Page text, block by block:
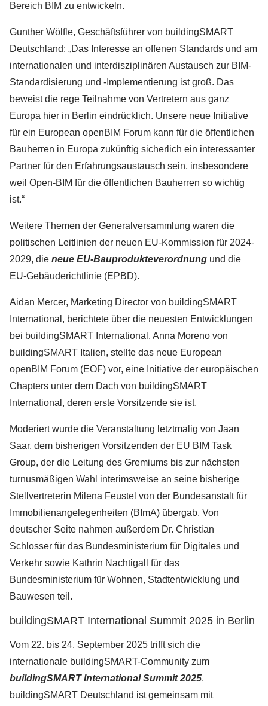
Bereich BIM zu entwickeln.
Gunther Wölfle, Geschäftsführer von buildingSMART
Deutschland: „Das Interesse an offenen Standards und am
internationalen und interdisziplinären Austausch zur BIM-
Standardisierung und -Implementierung ist groß. Das
beweist die rege Teilnahme von Vertretern aus ganz
Europa hier in Berlin eindrücklich. Unsere neue Initiative
für ein European openBIM Forum kann für die öffentlichen
Bauherren in Europa zukünftig sicherlich ein interessanter
Partner für den Erfahrungsaustausch sein, insbesondere
weil Open-BIM für die öffentlichen Bauherren so wichtig
ist.“
Weitere Themen der Generalversammlung waren die
politischen Leitlinien der neuen EU-Kommission für 2024-
2029, die neue EU-Bauprodukteverordnung und die
EU-Gebäuderichtlinie (EPBD).
Aidan Mercer, Marketing Director von buildingSMART
International, berichtete über die neuesten Entwicklungen
bei buildingSMART International. Anna Moreno von
buildingSMART Italien, stellte das neue European
openBIM Forum (EOF) vor, eine Initiative der europäischen
Chapters unter dem Dach von buildingSMART
International, deren erste Vorsitzende sie ist.
Moderiert wurde die Veranstaltung letztmalig von Jaan
Saar, dem bisherigen Vorsitzenden der EU BIM Task
Group, der die Leitung des Gremiums bis zur nächsten
turnusmäßigen Wahl interimsweise an seine bisherige
Stellvertreterin Milena Feustel von der Bundesanstalt für
Immobilienangelegenheiten (BImA) übergab. Von
deutscher Seite nahmen außerdem Dr. Christian
Schlosser für das Bundesministerium für Digitales und
Verkehr sowie Kathrin Nachtigall für das
Bundesministerium für Wohnen, Stadtentwicklung und
Bauwesen teil.
buildingSMART International Summit 2025 in Berlin
Vom 22. bis 24. September 2025 trifft sich die
internationale buildingSMART-Community zum
buildingSMART International Summit 2025.
buildingSMART Deutschland ist gemeinsam mit